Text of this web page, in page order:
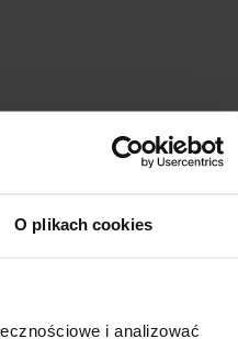
O plikach cookies
i analizować